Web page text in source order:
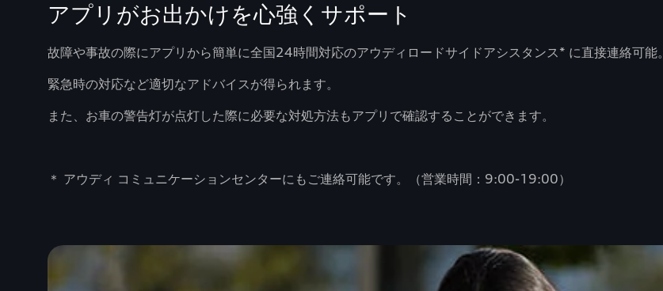
アプリがお出かけを心強くサポート
故障や事故の際にアプリから簡単に全国24時間対応のアウディロードサイドアシスタンス* に直接連絡可能。
緊急時の対応など適切なアドバイスが得られます。
また、お車の警告灯が点灯した際に必要な対処方法もアプリで確認することができます。
＊ アウディ コミュニケーションセンターにもご連絡可能です。（営業時間：9:00-19:00）